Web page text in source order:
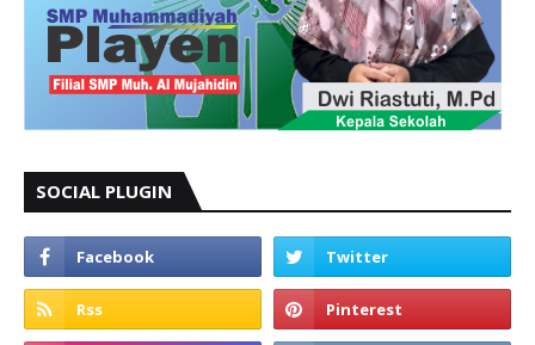
SOCIAL PLUGIN